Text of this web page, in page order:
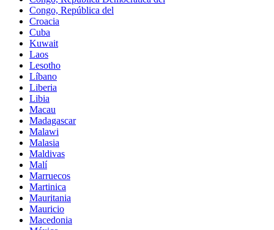
Congo, República del
Croacia
Cuba
Kuwait
Laos
Lesotho
Líbano
Liberia
Libia
Macau
Madagascar
Malawi
Malasia
Maldivas
Malí
Marruecos
Martinica
Mauritania
Mauricio
Macedonia